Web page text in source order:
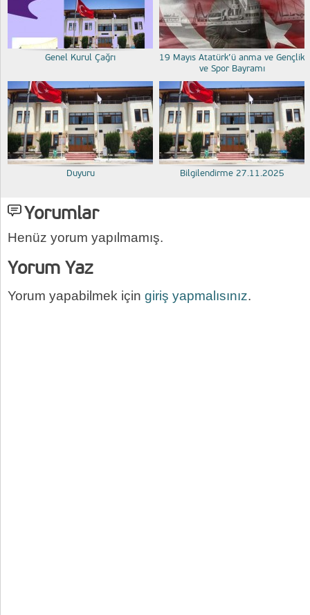
Genel Kurul Çağrı
19 Mayıs Atatürk’ü anma ve Gençlik
ve Spor Bayramı
Duyuru Bilgilendirme 27.11.2025
Yorumlar
Henüz yorum yapılmamış.
Yorum Yaz
Yorum yapabilmek için giriş yapmalısınız.